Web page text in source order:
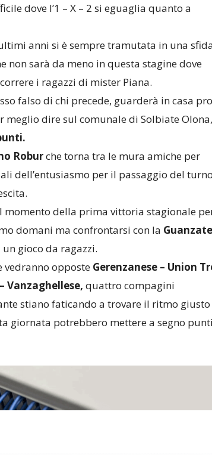
dove l’1 – X – 2 si eguaglia quanto a
anni si è sempre tramutata in una
non sarà da meno in questa stagine dove
i ragazzi di mister Piana.
falso di chi precede, guarderà in casa
meglio dire sul comunale di Solbiate
Roburche torna tra le mura amiche per
dell’entusiasmo per il passaggio del
momento della prima vittoria stagionale
domani ma confrontarsi con la
gioco da ragazzi.
vedranno opposte Gerenzanese – Union
Vanzaghellese, quattro compagini
stiano faticando a trovare il ritmo
giornata potrebbero mettere a segno punti